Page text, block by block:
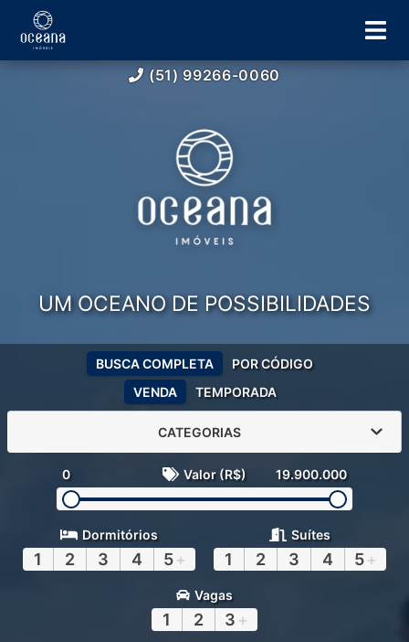
(51) 99266-0060
UM OCEANO DE POSSIBILIDADES
VENDA TEMPORADA
BUSCA COMPLETA POR CÓDIGO
CATEGORIAS
0 Valor (R$) 19.900.000
Dormitórios
1 2 3 4 5+
Suítes
1 2 3 4 5+
Vagas
1 2 3 +